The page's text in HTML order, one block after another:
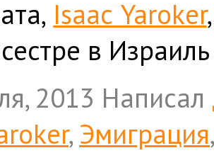
Isaac Yaroker
в
2013 Написал
, Эмиграция